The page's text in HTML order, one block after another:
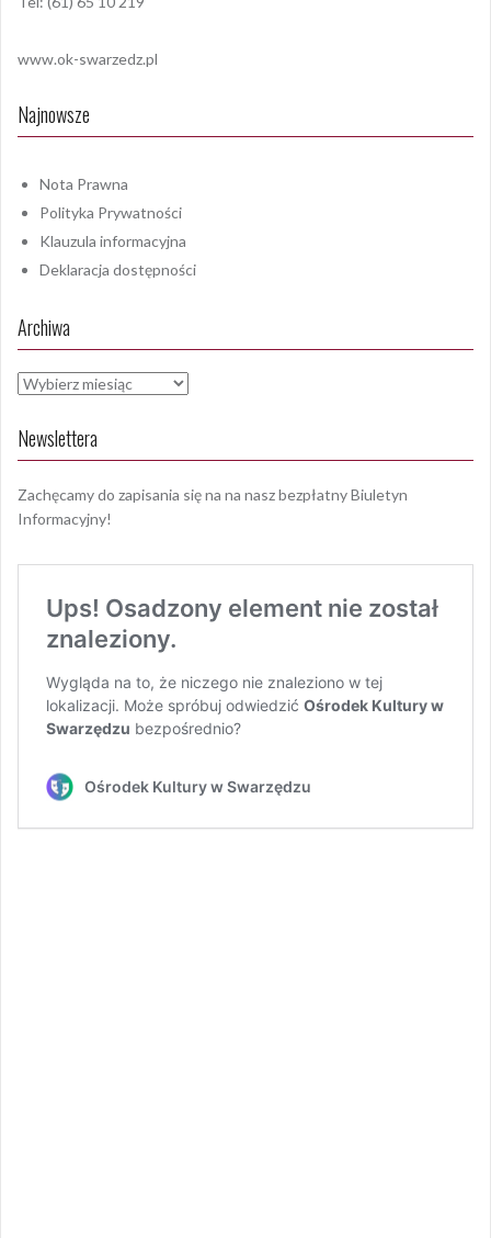
www.ok-swarzedz.pl
Najnowsze
Nota Prawna
Polityka Prywatności
Klauzula informacyjna
Deklaracja dostępności
Archiwa
Archiwa
Newslettera
Zachęcamy do zapisania się na na nasz bezpłatny Biuletyn
Informacyjny!